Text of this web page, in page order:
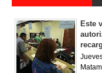
Este